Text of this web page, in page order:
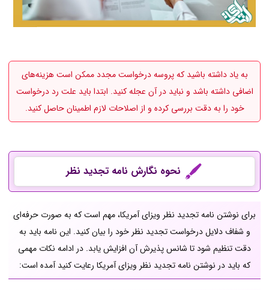
به یاد داشته باشید که پروسه درخواست مجدد ممکن است هزینه‌های
اضافی داشته باشد و نباید در آن عجله کنید. ابتدا باید علت رد درخواست
خود را به دقت بررسی کرده و از اصلاحات لازم اطمینان حاصل کنید.
نحوه نگارش نامه تجدید نظر
برای نوشتن نامه تجدید نظر ویزای آمریکا، مهم است که به صورت حرفه‌ای
و شفاف دلایل درخواست تجدید نظر خود را بیان کنید. این نامه باید به
دقت تنظیم شود تا شانس پذیرش آن افزایش یابد. در ادامه نکات مهمی
که باید در نوشتن نامه تجدید نظر ویزای آمریکا رعایت کنید آمده است: